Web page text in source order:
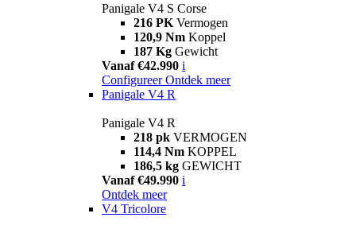
Panigale V4 S Corse
216 PK Vermogen
120,9 Nm Koppel
187 Kg Gewicht
Vanaf €42.990 i
Configureer Ontdek meer
Panigale V4 R
Panigale V4 R
218 pk VERMOGEN
114,4 Nm KOPPEL
186,5 kg GEWICHT
Vanaf €49.990 i
Ontdek meer
V4 Tricolore